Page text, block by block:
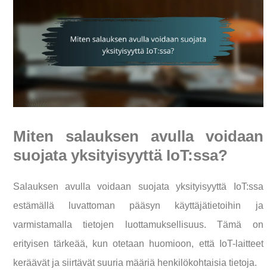
Miten salauksen avulla voidaan
suojata yksityisyyttä IoT:ssa?
Salauksen avulla voidaan suojata yksityisyyttä IoT:ssa
estämällä luvattoman pääsyn käyttäjätietoihin ja
varmistamalla tietojen luottamuksellisuus. Tämä on
erityisen tärkeää, kun otetaan huomioon, että IoT-laitteet
keräävät ja siirtävät suuria määriä henkilökohtaisia tietoja.